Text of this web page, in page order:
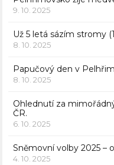
9. 10. 2025
Už 5 letá sázím stromy
8. 10. 2025
Papučový den v
8. 10. 2025
Ohlednutí za
ČR.
6. 10. 2025
Sněmovní volby 2025 –
4. 10. 2025